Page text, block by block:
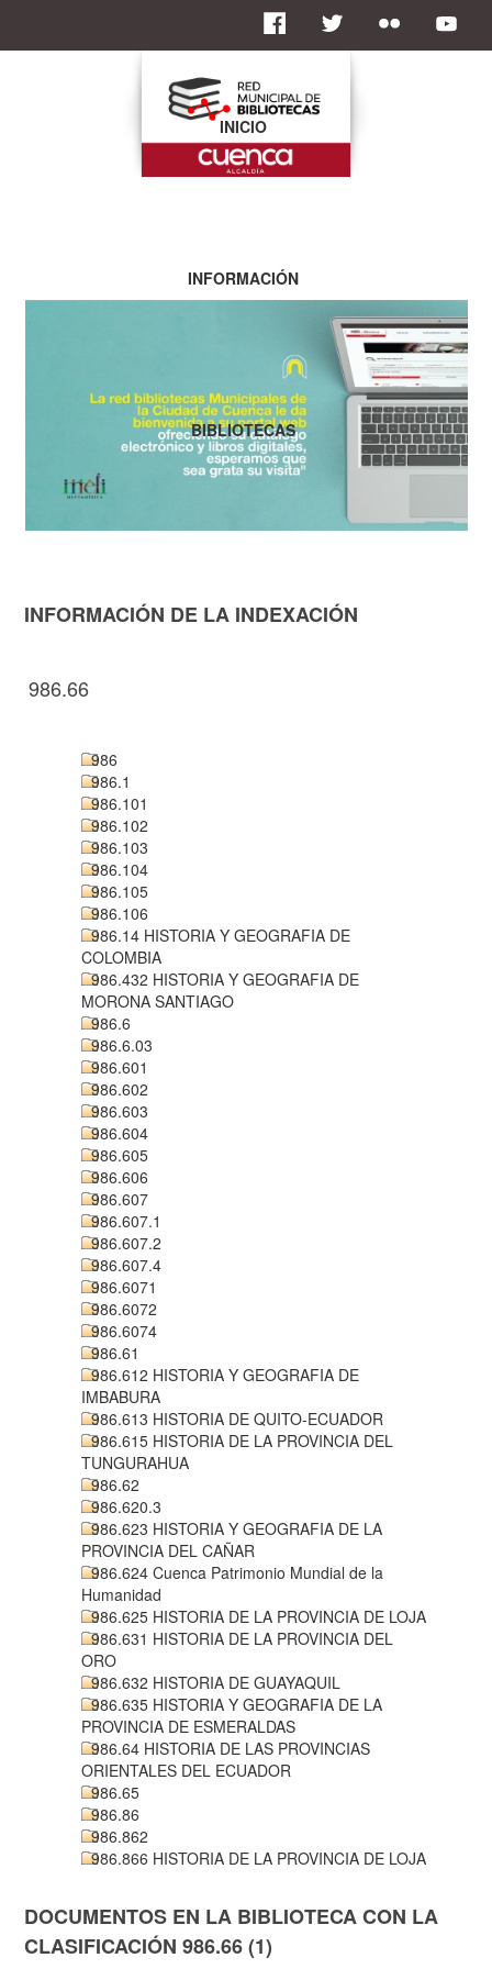
INFORMACIÓN DE LA INDEXACIÓN
986.66
986
986.1
986.101
986.102
986.103
986.104
986.105
986.106
986.14 HISTORIA Y GEOGRAFIA DE
COLOMBIA
986.432 HISTORIA Y GEOGRAFIA DE
MORONA SANTIAGO
986.6
986.6.03
986.601
986.602
986.603
986.604
986.605
986.606
986.607
986.607.1
986.607.2
986.607.4
986.6071
986.6072
986.6074
986.61
986.612 HISTORIA Y GEOGRAFIA DE
IMBABURA
986.613 HISTORIA DE QUITO-ECUADOR
986.615 HISTORIA DE LA PROVINCIA DEL
TUNGURAHUA
986.62
986.620.3
986.623 HISTORIA Y GEOGRAFIA DE LA
PROVINCIA DEL CAÑAR
986.624 Cuenca Patrimonio Mundial de la
Humanidad
986.625 HISTORIA DE LA PROVINCIA DE LOJA
986.631 HISTORIA DE LA PROVINCIA DEL
ORO
986.632 HISTORIA DE GUAYAQUIL
986.635 HISTORIA Y GEOGRAFIA DE LA
PROVINCIA DE ESMERALDAS
986.64 HISTORIA DE LAS PROVINCIAS
ORIENTALES DEL ECUADOR
986.65
986.86
986.862
986.866 HISTORIA DE LA PROVINCIA DE LOJA
DOCUMENTOS EN LA BIBLIOTECA CON LA
CLASIFICACIÓN 986.66 (1)
INICIO
INFORMACIÓN
BIBLIOTECAS